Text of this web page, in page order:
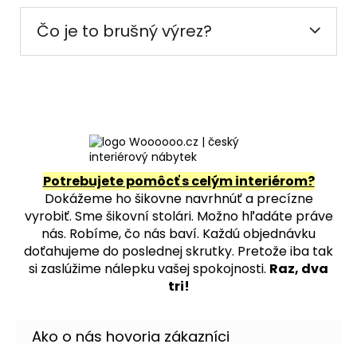
Čo je to brušný výrez?
Potrebujete pomôcť s celým interiérom?
Dokážeme ho šikovne navrhnúť a precízne
vyrobiť. Sme šikovní stolári. Možno hľadáte práve
nás. Robíme, čo nás baví. Každú objednávku
doťahujeme do poslednej skrutky. Pretože iba tak
si zaslúžime nálepku vašej spokojnosti. Raz, dva
tri!